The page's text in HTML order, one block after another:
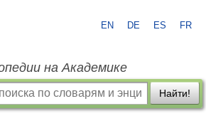
EN DE ES FR
на Академике
Найти!